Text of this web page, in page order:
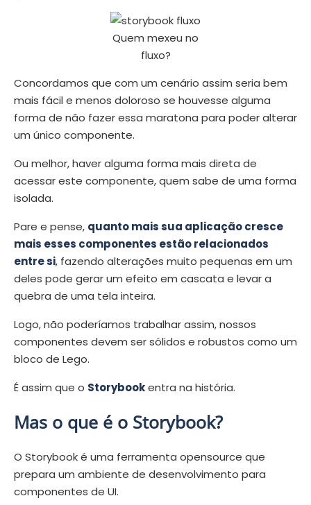
Quem mexeu no
fluxo?
Concordamos que com um cenário assim seria bem
mais fácil e menos doloroso se houvesse alguma
forma de não fazer essa maratona para poder alterar
um único componente.
Ou melhor, haver alguma forma mais direta de
acessar este componente, quem sabe de uma forma
isolada.
Pare e pense, quanto mais sua aplicação cresce
mais esses componentes estão relacionados
entre si, fazendo alterações muito pequenas em um
deles pode gerar um efeito em cascata e levar a
quebra de uma tela inteira.
Logo, não poderíamos trabalhar assim, nossos
componentes devem ser sólidos e robustos como um
bloco de Lego.
É assim que o Storybookentra na história.
Mas o que é o Storybook?
O Storybook é uma ferramenta opensource que
prepara um ambiente de desenvolvimento para
componentes de UI.